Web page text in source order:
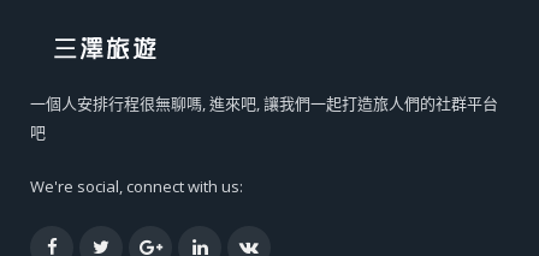
一個人安排行程很無聊嗎, 進來吧, 讓我們一起打造旅人們的社群平台
吧
We're social, connect with us:
FacebookTwitterGoogle+LinkedInVK